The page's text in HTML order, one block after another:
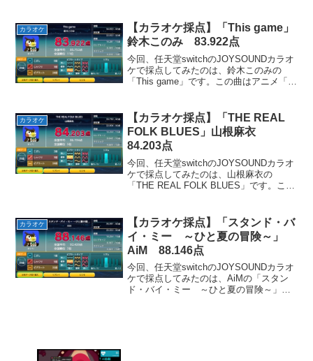
曲ですが、特にお気に入りのパートは
「星...
カラオケ
【カラオケ採点】「This game」
鈴木このみ 83.922点
今回、任天堂switchのJOYSOUNDカラオ
ケで採点してみたのは、鈴木このみの
「This game」です。この曲はアニメ「ノ
てしまったので、アニメの続きがどうな
っ...
カラオケ
【カラオケ採点】「THE REAL
FOLK BLUES」山根麻衣
84.203点
今回、任天堂switchのJOYSOUNDカラオ
ケで採点してみたのは、山根麻衣の
「THE REAL FOLK BLUES」です。この
としてはブルースなので、大人の孤独...
カラオケ
【カラオケ採点】「スタンド・バ
イ・ミー ～ひと夏の冒険～」
AiM 88.146点
今回、任天堂switchのJOYSOUNDカラオ
ケで採点してみたのは、AiMの「スタン
ド・バイ・ミー ～ひと夏の冒険～」で